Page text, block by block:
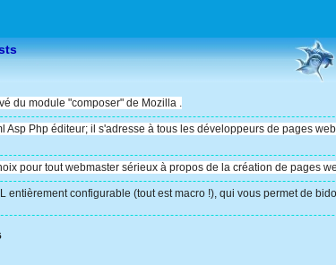
du module "composer" de Mozilla .
Asp Php éditeur; il s'adresse à tous les développeurs de pages
pour tout webmaster sérieux à propos de la création de pages
entièrement configurable (tout est macro !), qui vous permet de